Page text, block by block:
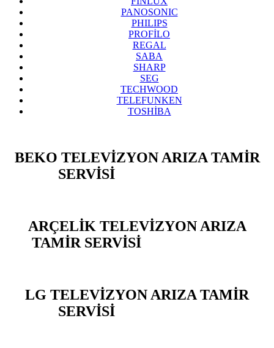
PANOSONIC
PHILIPS
PROFİLO
REGAL
SABA
SHARP
SEG
TECHWOOD
TELEFUNKEN
TOSHİBA
BEKO TELEVİZYON ARIZA TAMİR
SERVİSİ
ARÇELİK TELEVİZYON ARIZA
TAMİR SERVİSİ
LG TELEVİZYON ARIZA TAMİR
SERVİSİ